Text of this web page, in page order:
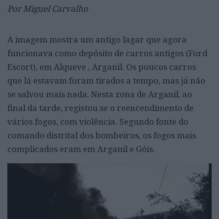
Por Miguel Carvalho
A imagem mostra um antigo lagar que agora
funcionava como depósito de carros antigos (Ford
Escort), em Alqueve , Arganil. Os poucos carros
que lá estavam foram tirados a tempo, mas já não
se salvou mais nada. Nesta zona de Arganil, ao
final da tarde, registou.se o reencendimento de
vários fogos, com violência. Segundo fonte do
comando distrital dos bombeiros, os fogos mais
complicados eram em Arganil e Góis.